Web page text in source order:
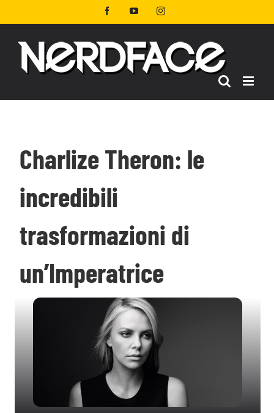
al
FacebookYouTubeInstagram
Charlize Theron: le
incredibili
trasformazioni di
un’Imperatrice